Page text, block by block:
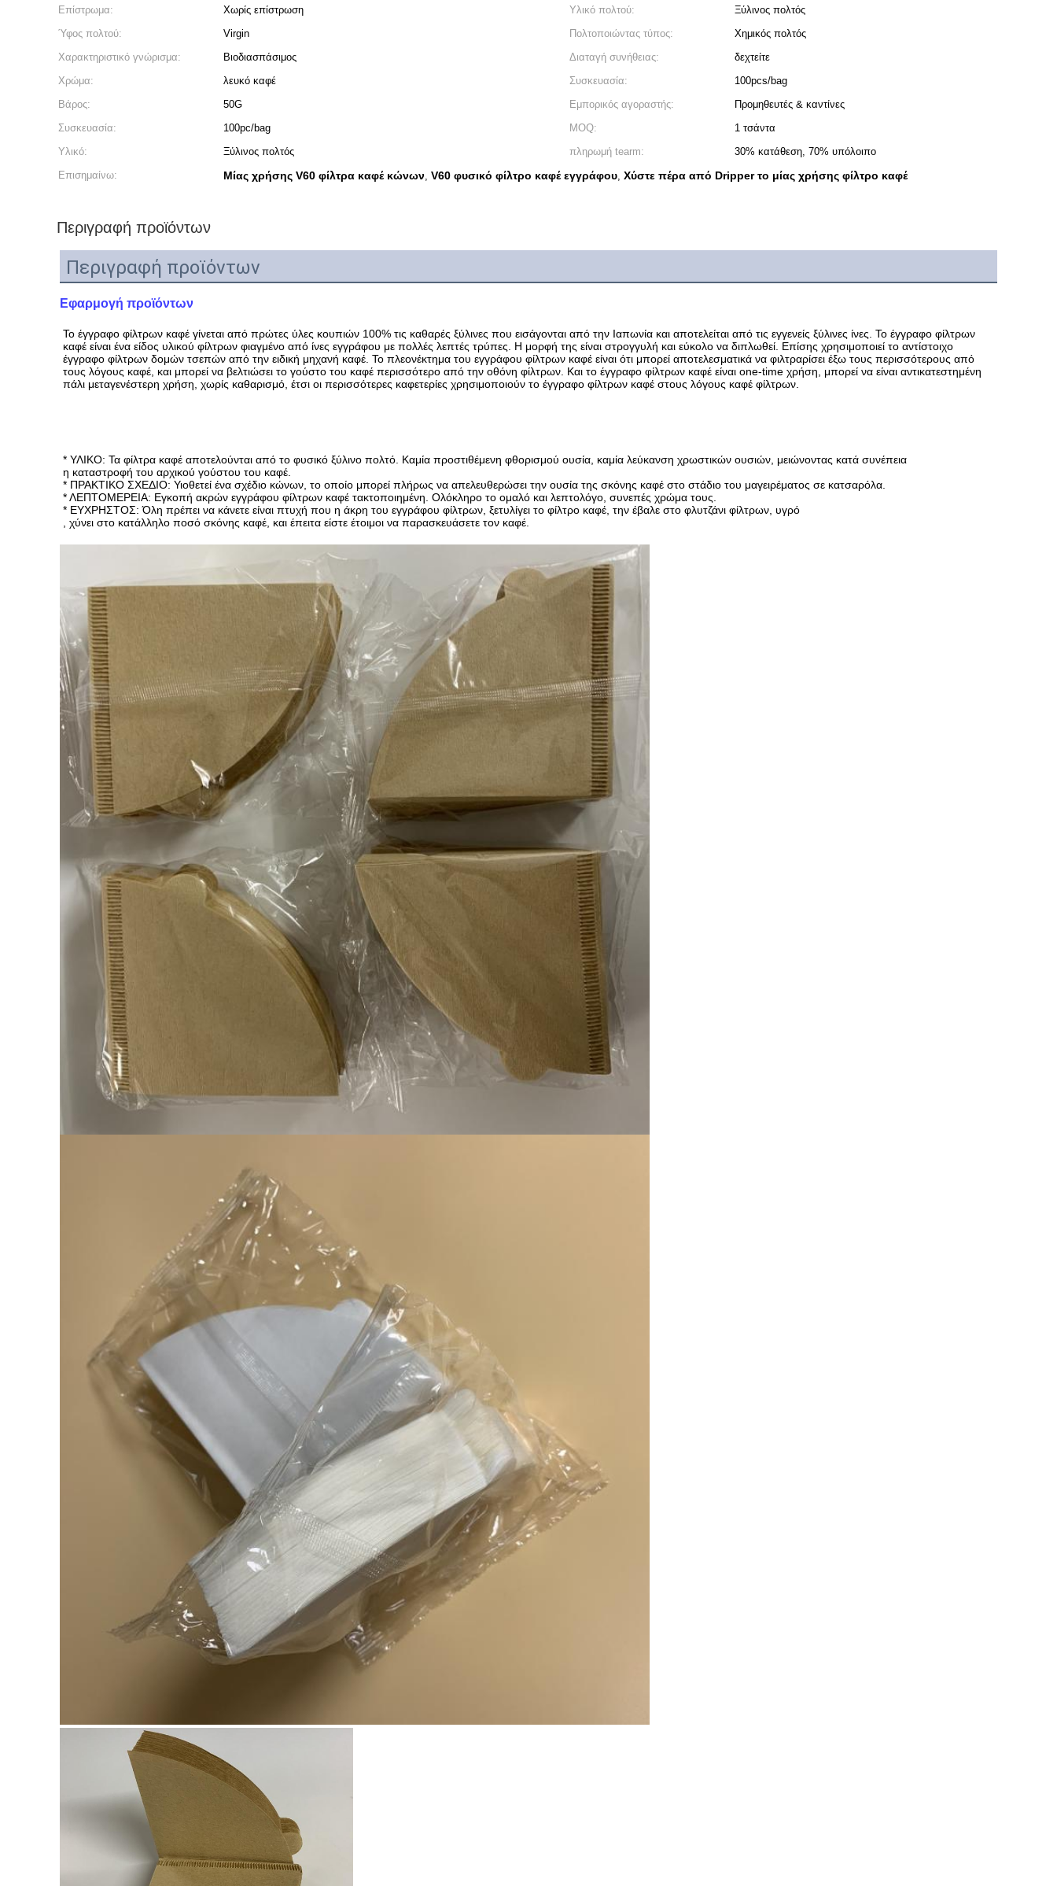
Επίστρωμα:
Χωρίς επίστρωση Υλικό πολτού:
Ξύλινος πολτός
Ύφος πολτού:
Virgin Πολτοποιώντας τύπος:
Χημικός πολτός
Χαρακτηριστικό γνώρισμα:
Βιοδιασπάσιμος Διαταγή συνήθειας:
δεχτείτε
Χρώμα:
λευκό καφέ Συσκευασία:
100pcs/bag
Βάρος:
50G Εμπορικός αγοραστής:
Προμηθευτές & καντίνες
Συσκευασία:
100pc/bag MOQ:
1 τσάντα
Υλικό:
Ξύλινος πολτός πληρωμή tearm:
30% κατάθεση, 70% υπόλοιπο
Επισημαίνω:
Μίας χρήσης V60 φίλτρα καφέ κώνων, V60 φυσικό φίλτρο καφέ εγγράφου, Χύστε πέρα από Dripper το μίας χρήσης φίλτρο καφέ
Περιγραφή προϊόντων
Περιγραφή προϊόντων
Εφαρμογή προϊόντων
Το έγγραφο φίλτρων καφέ γίνεται από πρώτες ύλες κουπιών 100% τις καθαρές ξύλινες που εισάγονται από την Ιαπωνία και αποτελείται από τις εγγενείς ξύλινες ίνες. Το έγγραφο φίλτρων
καφέ είναι ένα είδος υλικού φίλτρων φιαγμένο από ίνες εγγράφου με πολλές λεπτές τρύπες. Η μορφή της είναι στρογγυλή και εύκολο να διπλωθεί. Επίσης χρησιμοποιεί το αντίστοιχο
έγγραφο φίλτρων δομών τσεπών από την ειδική μηχανή καφέ. Το πλεονέκτημα του εγγράφου φίλτρων καφέ είναι ότι μπορεί αποτελεσματικά να φιλτραρίσει έξω τους περισσότερους από
τους λόγους καφέ, και μπορεί να βελτιώσει το γούστο του καφέ περισσότερο από την οθόνη φίλτρων. Και το έγγραφο φίλτρων καφέ είναι one-time χρήση, μπορεί να είναι αντικατεστημένη
πάλι μεταγενέστερη χρήση, χωρίς καθαρισμό, έτσι οι περισσότερες καφετερίες χρησιμοποιούν το έγγραφο φίλτρων καφέ στους λόγους καφέ φίλτρων.
* ΥΛΙΚΟ: Τα φίλτρα καφέ αποτελούνται από το φυσικό ξύλινο πολτό. Καμία προστιθέμενη φθορισμού ουσία, καμία λεύκανση χρωστικών ουσιών, μειώνοντας κατά συνέπεια
η καταστροφή του αρχικού γούστου του καφέ.
* ΠΡΑΚΤΙΚΟ ΣΧΕΔΙΟ: Υιοθετεί ένα σχέδιο κώνων, το οποίο μπορεί πλήρως να απελευθερώσει την ουσία της σκόνης καφέ στο στάδιο του μαγειρέματος σε κατσαρόλα.
* ΛΕΠΤΟΜΕΡΕΙΑ: Εγκοπή ακρών εγγράφου φίλτρων καφέ τακτοποιημένη. Ολόκληρο το ομαλό και λεπτολόγο, συνεπές χρώμα τους.
* ΕΥΧΡΗΣΤΟΣ: Όλη πρέπει να κάνετε είναι πτυχή που η άκρη του εγγράφου φίλτρων, ξετυλίγει το φίλτρο καφέ, την έβαλε στο φλυτζάνι φίλτρων, υγρό
, χύνει στο κατάλληλο ποσό σκόνης καφέ, και έπειτα είστε έτοιμοι να παρασκευάσετε τον καφέ.